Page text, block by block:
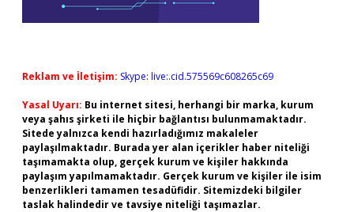
Reklam ve İletişim: Skype: live:.cid.575569c608265c69
Yasal Uyarı: Bu internet sitesi, herhangi bir marka, kurum
veya şahıs şirketi ile hiçbir bağlantısı bulunmamaktadır.
Sitede yalnızca kendi hazırladığımız makaleler
paylaşılmaktadır. Burada yer alan içerikler haber niteliği
taşımamakta olup, gerçek kurum ve kişiler hakkında
paylaşım yapılmamaktadır. Gerçek kurum ve kişiler ile isim
benzerlikleri tamamen tesadüfidir. Sitemizdeki bilgiler
taslak halindedir ve tavsiye niteliği taşımazlar.